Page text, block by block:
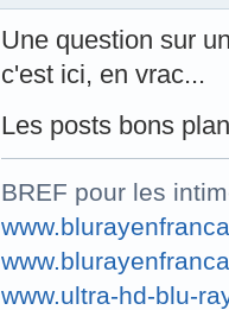
Une question sur
c'est ici, en vrac...
Les posts bons
BREF pour les
www.ultra-hd-blu-